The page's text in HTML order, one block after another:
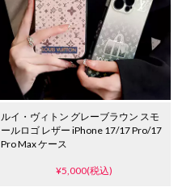
ルイ・ヴィトン グレーブラウン スモ
ールロゴ レザー iPhone 17/17 Pro/17
Pro Max ケース
¥5,000(税込)